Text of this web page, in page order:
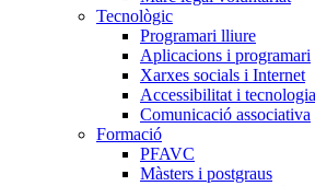
Tecnològic
Programari lliure
Aplicacions i programari
Xarxes socials i Internet
Accessibilitat i tecnologia
Comunicació associativa
Formació
PFAVC
Màsters i postgraus